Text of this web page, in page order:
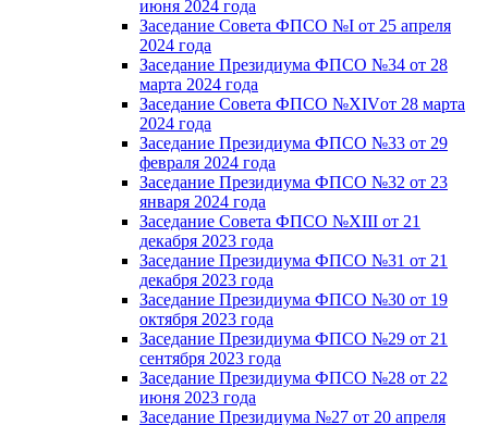
июня 2024 года
Заседание Совета ФПСО №I от 25 апреля
2024 года
Заседание Президиума ФПСО №34 от 28
марта 2024 года
Заседание Совета ФПСО №XIVот 28 марта
2024 года
Заседание Президиума ФПСО №33 от 29
февраля 2024 года
Заседание Президиума ФПСО №32 от 23
января 2024 года
Заседание Совета ФПСО №XIII от 21
декабря 2023 года
Заседание Президиума ФПСО №31 от 21
декабря 2023 года
Заседание Президиума ФПСО №30 от 19
октября 2023 года
Заседание Президиума ФПСО №29 от 21
сентября 2023 года
Заседание Президиума ФПСО №28 от 22
июня 2023 года
Заседание Президиума №27 от 20 апреля